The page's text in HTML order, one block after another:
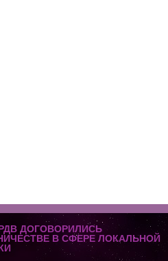
ДОГОВОРИЛИСЬ
В СФЕРЕ ЛОКАЛЬНОЙ